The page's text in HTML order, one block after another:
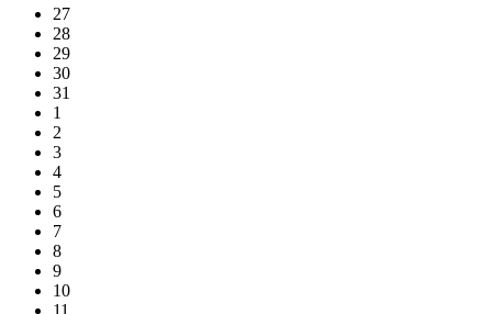
27
28
29
30
31
1
2
3
4
5
6
7
8
9
10
11